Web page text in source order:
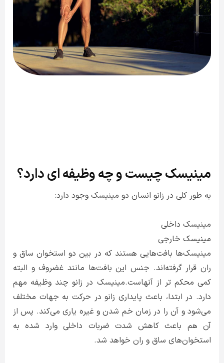
مینیسک چیست و چه وظیفه ای دارد؟
به طور کلی در زانو انسان دو مینیسک وجود دارد:
مینیسک داخلی
مینیسک خارجی
مینیسک‌ها بافت‌هایی هستند که در بین دو استخوان ساق و
ران قرار گرفته‌اند. جنس این بافت‌ها مانند غضروف و البته
کمی محکم تر از آنهاست.مینیسک در زانو چند وظیفه مهم
دارد. در ابتدا، باعث پایداری زانو در حرکت به جهات مختلف
می‌شود و آن را در زمان خم شدن و غیره یاری می‌کند. پس از
آن هم باعث کاهش شدت ضربات داخلی وارد شده به
استخوان‌های ساق و ران خواهد شد.